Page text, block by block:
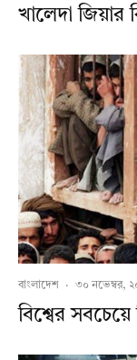
খালেদা জিয়ার
বাংলাদেশ · ৩০ নভেম্বর,
বিশ্বের